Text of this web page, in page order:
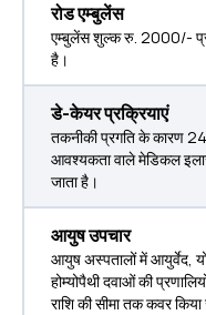
रोड एम्बुलेंस
एम्बुलेंस शुल्क रु. 2000/-
है।
डे-केयर प्रक्रियाएं
तकनीकी प्रगति के कारण
आवश्यकता वाले मेडिकल
जाता है।
आयुष उपचार
आयुष अस्पतालों में आयुर्वेद,
होम्योपैथी दवाओं की
राशि की सीमा तक कवर किया